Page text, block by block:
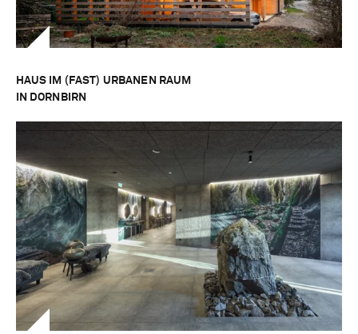
HAUS IM (FAST) URBANEN RAUM
IN DORNBIRN